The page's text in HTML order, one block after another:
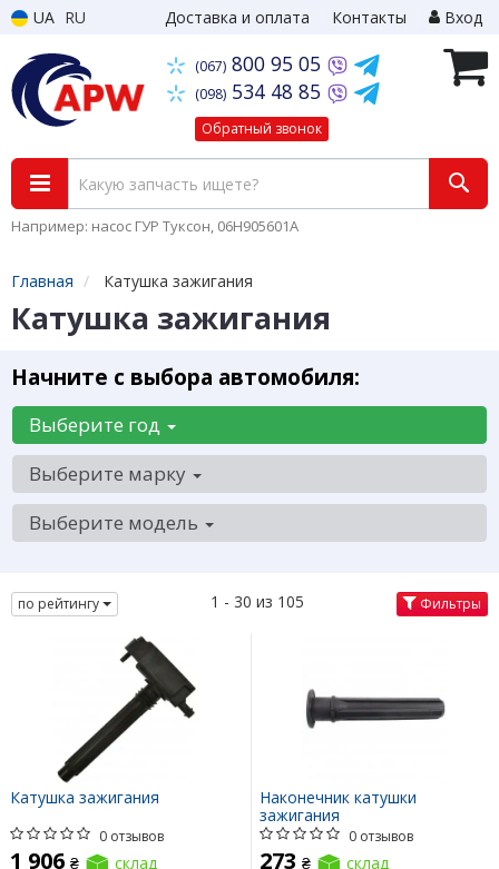
UA RU Доставка и оплата Контакты Вход
(067) 800 95 05
(098) 534 48 85
Обратный звонок
Например: насос ГУР Туксон, 06H905601A
Главная Катушка зажигания
Катушка зажигания
Начните с выбора автомобиля:
Выберите год
Выберите марку
Выберите модель
по рейтингу 1 - 30 из 105 Фильтры
Катушка зажигания
0 отзывов
1 906 ₴ склад
Наконечник катушки
зажигания
0 отзывов
273 ₴ склад